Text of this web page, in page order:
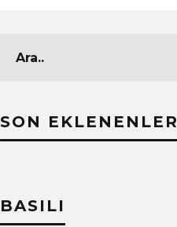
SON EKLENENLER
BASILI